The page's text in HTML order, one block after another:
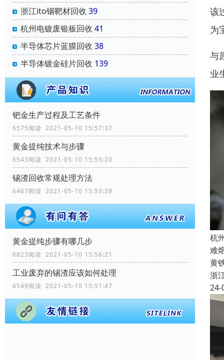
浙江ito铟靶材回收 39
杭州电镀废银板回收 41
半导体芯片蓝膜回收 38
半导体镀金硅片回收 139
钯金生产过程及工艺条件
6575阅读 2021-05-10 15:57:37
黄金提纯技术与步骤
6543阅读 2021-05-10 15:55:20
锡渣回收常规处理方法
6467阅读 2021-05-10 15:53:29
黄金提纯步骤有哪几步
6823阅读 2021-05-10 15:56:21
工业废弃的锡渣应该如何处理
6549阅读 2021-05-10 15:51:47
该
为
与
业
杭
难
黄
浙
24-